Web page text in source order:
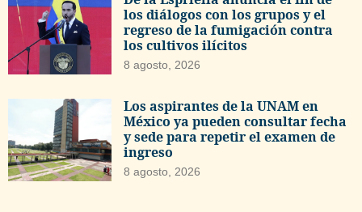
los diálogos con los grupos y el
regreso de la fumigación contra
los cultivos ilícitos
8 agosto, 2026
Los aspirantes de la UNAM en
México ya pueden consultar fecha
y sede para repetir el examen de
ingreso
8 agosto, 2026